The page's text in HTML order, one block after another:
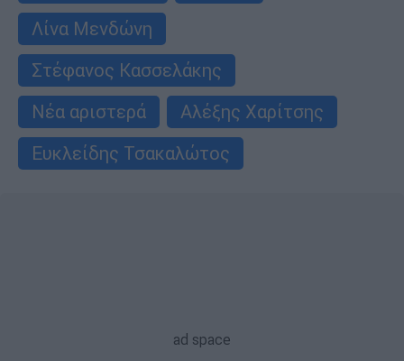
Λίνα Μενδώνη
Στέφανος Κασσελάκης
Νέα αριστερά
Αλέξης Χαρίτσης
Ευκλείδης Τσακαλώτος